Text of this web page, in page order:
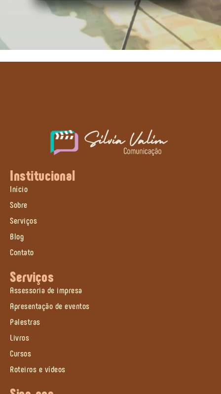
Institucional
Início
Sobre
Serviços
Blog
Contato
Serviços
Assessoria de impresa
Apresentação de eventos
Palestras
Livros
Cursos
Roteiros e vídeos